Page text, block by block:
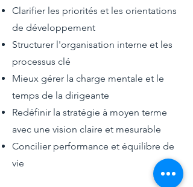
Clarifier les priorités et les orientations
de développement
Structurer l'organisation interne et les
processus clé
Mieux gérer la charge mentale et le
temps de la dirigeante
Redéfinir la stratégie à moyen terme
avec une vision claire et mesurable
Concilier performance et équilibre de
vie